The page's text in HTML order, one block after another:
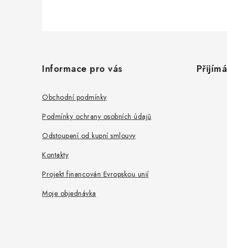
Informace pro vás
Obchodní podmínky
Podmínky ochrany osobních údajů
Odstoupení od kupní smlouvy
Kontakty
Projekt financován Evropskou unií
Moje objednávka